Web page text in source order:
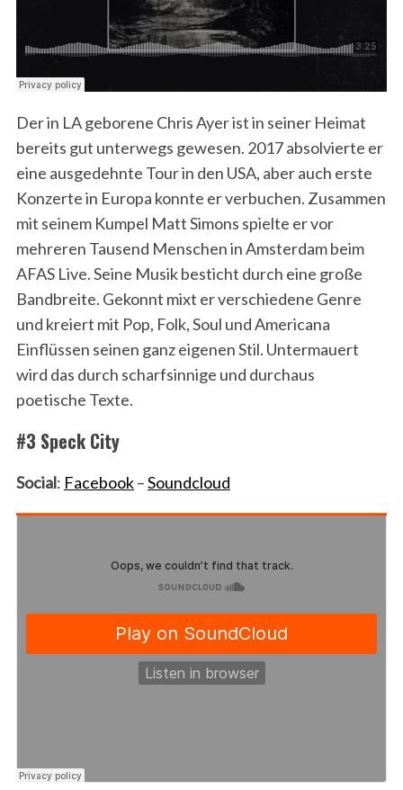
Der in LA geborene Chris Ayer ist in seiner Heimat
bereits gut unterwegs gewesen. 2017 absolvierte er
eine ausgedehnte Tour in den USA, aber auch erste
Konzerte in Europa konnte er verbuchen. Zusammen
mit seinem Kumpel Matt Simons spielte er vor
mehreren Tausend Menschen in Amsterdam beim
AFAS Live. Seine Musik besticht durch eine große
Bandbreite. Gekonnt mixt er verschiedene Genre
und kreiert mit Pop, Folk, Soul und Americana
Einflüssen seinen ganz eigenen Stil. Untermauert
wird das durch scharfsinnige und durchaus
poetische Texte.
#3 Speck City
Social: Facebook–Soundcloud